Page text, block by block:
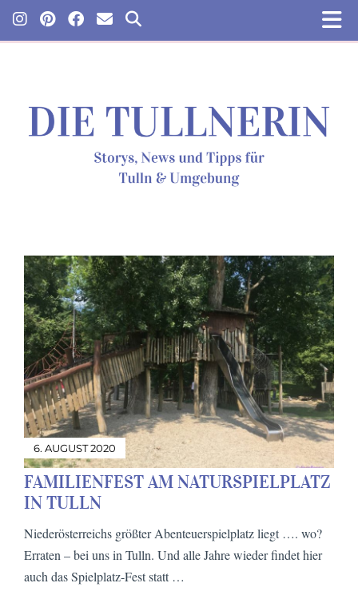
6. AUGUST 2020
FAMILIENFEST AM NATURSPIELPLATZ
IN TULLN
Niederösterreichs größter Abenteuerspielplatz liegt …. wo?
Erraten – bei uns in Tulln. Und alle Jahre wieder findet hier
auch das Spielplatz-Fest statt …